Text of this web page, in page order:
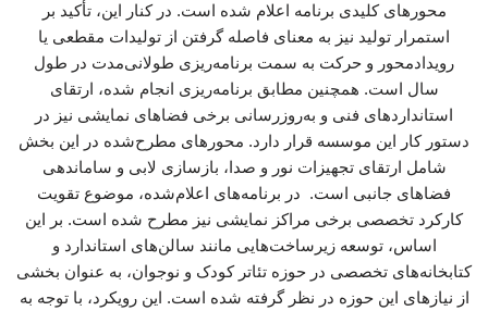
محورهای کلیدی برنامه اعلام‌ شده است. در کنار این، تأکید بر
استمرار تولید نیز به معنای فاصله گرفتن از تولیدات مقطعی یا
رویدادمحور و حرکت به سمت برنامه‌ریزی طولانی‌مدت در طول
سال است. همچنین مطابق برنامه‌ریزی انجام شده، ارتقای
استانداردهای فنی و به‌روزرسانی برخی فضاهای نمایشی نیز در
دستور کار این موسسه قرار دارد. محورهای مطرح‌شده در این بخش
شامل ارتقای تجهیزات نور و صدا، بازسازی لابی و ساماندهی
فضاهای جانبی است. در برنامه‌های اعلام‌شده، موضوع تقویت
کارکرد تخصصی برخی مراکز نمایشی نیز مطرح شده است. بر این
اساس، توسعه زیرساخت‌هایی مانند سالن‌های استاندارد و
کتابخانه‌های تخصصی در حوزه تئاتر کودک و نوجوان، به عنوان بخشی
از نیازهای این حوزه در نظر گرفته شده است. این رویکرد، با توجه به